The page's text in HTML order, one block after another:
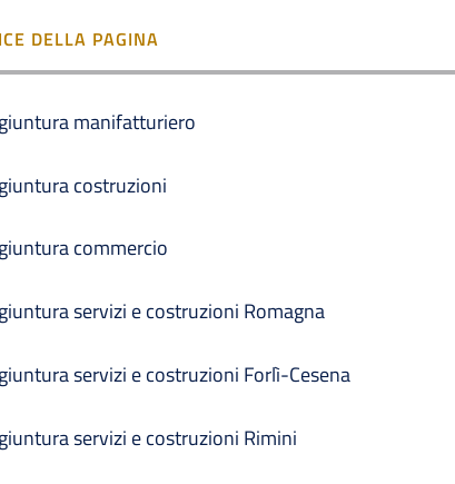
DELLA PAGINA
manifatturiero
costruzioni
commercio
servizi e costruzioni Romagna
servizi e costruzioni Forlì-Cesena
servizi e costruzioni Rimini